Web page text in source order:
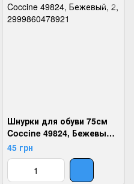
Шнурки для обуви 75см
Coccine 49824, Бежевый,
2, 2999860478921
45 грн